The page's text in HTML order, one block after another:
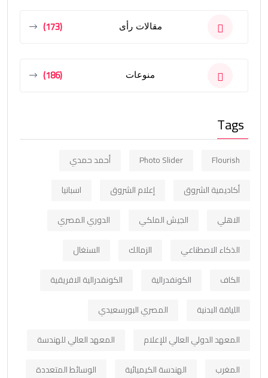
مقالات رأى (173)
منوعات (186)
Tags
Flourish
Photo Slider
أحمد حمدي
أكاديمية الشروق
إعلام الشروق
اسبانيا
الاهلي
الجيش الملكي
الدوري المصري
الذكاء الاصطناعي
الزمالك
السنغال
الكاف
الكونفدرالية
الكونفدرالية الافريقية
اللياقة البدنية
المصري البورسعيدي
المعهد الدولي العالي للإعلام
المعهد العالي للهندسة
المغرب
الهندسة الكيميائية
الوسائط المتعددة